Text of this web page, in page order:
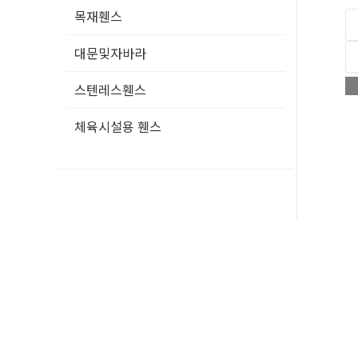
목재휀스
대문및자바라
스텐레스휀스
체육시설용 휀스